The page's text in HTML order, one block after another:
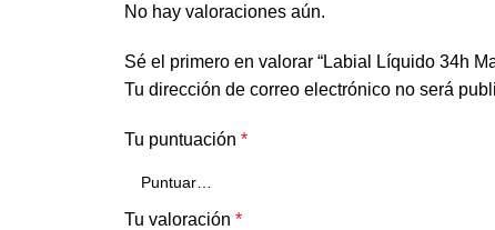
No hay valoraciones aún.
Sé el primero en valorar “Labial Líquido 34h
Tu dirección de correo electrónico no será
Tu puntuación *
Tu valoración *